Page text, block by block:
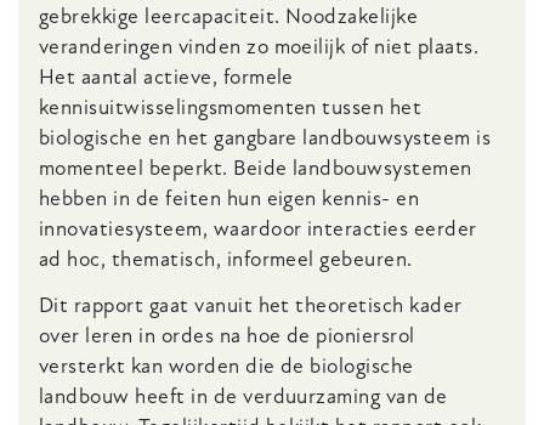
gebrekkige leercapaciteit. Noodzakelijke
veranderingen vinden zo moeilijk of niet plaats.
Het aantal actieve, formele
kennisuitwisselingsmomenten tussen het
biologische en het gangbare landbouwsysteem is
momenteel beperkt. Beide landbouwsystemen
hebben in de feiten hun eigen kennis- en
innovatiesysteem, waardoor interacties eerder
ad hoc, thematisch, informeel gebeuren.
Dit rapport gaat vanuit het theoretisch kader
over leren in ordes na hoe de pioniersrol
versterkt kan worden die de biologische
landbouw heeft in de verduurzaming van de